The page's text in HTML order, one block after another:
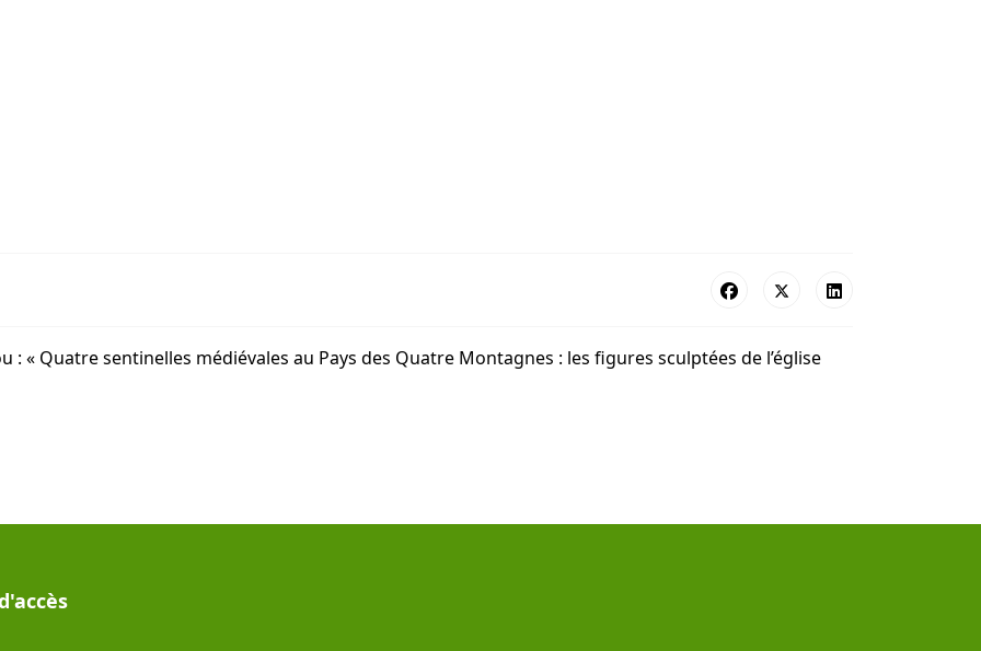
: « Quatre sentinelles médiévales au Pays des Quatre Montagnes : les figures sculptées de l’église